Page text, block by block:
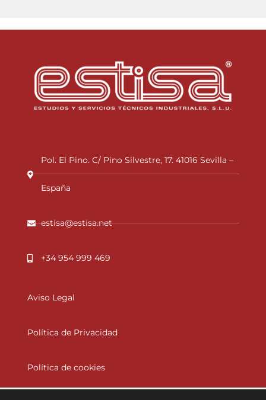
Pol. El Pino. C/ Pino Silvestre, 17. 41016 Sevilla –
España
estisa@estisa.net
+34 954 999 469
Aviso Legal
Política de Privacidad
Política de cookies